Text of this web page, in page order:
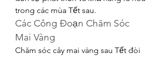
trong các mùa Tết sau.
Các Công Đoạn Chăm Sóc
Mai Vàng
Chăm sóc cây mai vàng sau Tết đòi